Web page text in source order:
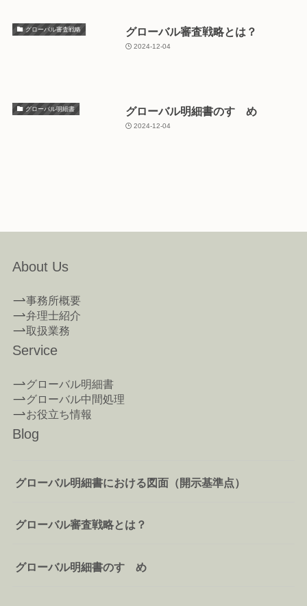
グローバル審査戦略 グローバル審査戦略とは？
2024-12-04
グローバル明細書 グローバル明細書のすゝめ
2024-12-04
About Us
事務所概要
弁理士紹介
取扱業務
Service
グローバル明細書
グローバル中間処理
お役立ち情報
Blog
グローバル明細書における図面（開示基準点）
グローバル審査戦略とは？
グローバル明細書のすゝめ